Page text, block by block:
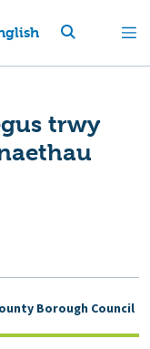
trwy
Borough Council